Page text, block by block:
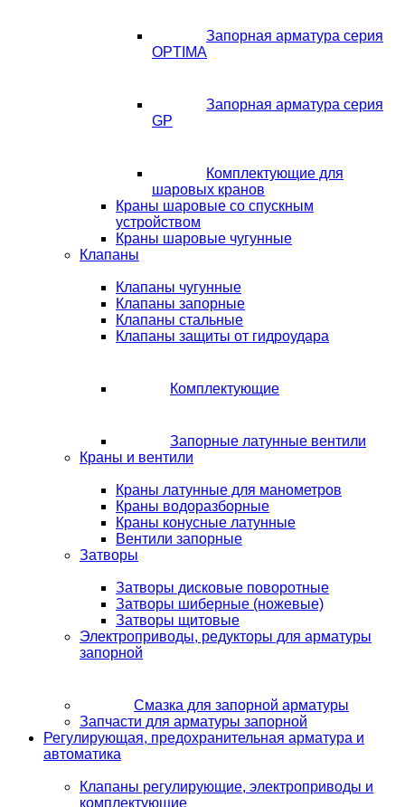
Запорная арматура серия
OPTIMA
Запорная арматура серия
GP
Комплектующие для
шаровых кранов
Краны шаровые со спускным
устройством
Краны шаровые чугунные
Клапаны
Клапаны чугунные
Клапаны запорные
Клапаны стальные
Клапаны защиты от гидроудара
Комплектующие
Запорные латунные вентили
Краны и вентили
Краны латунные для манометров
Краны водоразборные
Краны конусные латунные
Вентили запорные
Затворы
Затворы дисковые поворотные
Затворы шиберные (ножевые)
Затворы щитовые
Электроприводы, редукторы для арматуры
запорной
Смазка для запорной арматуры
Запчасти для арматуры запорной
Регулирующая, предохранительная арматура и
автоматика
Клапаны регулирующие, электроприводы и
комплектующие